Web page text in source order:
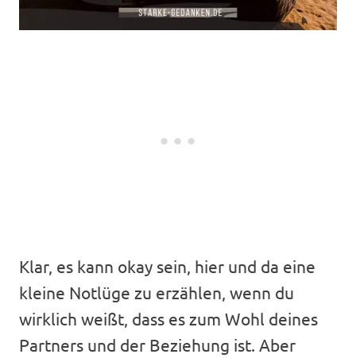
Klar, es kann okay sein, hier und da eine
kleine Notlüge zu erzählen, wenn du
wirklich weißt, dass es zum Wohl deines
Partners und der Beziehung ist. Aber